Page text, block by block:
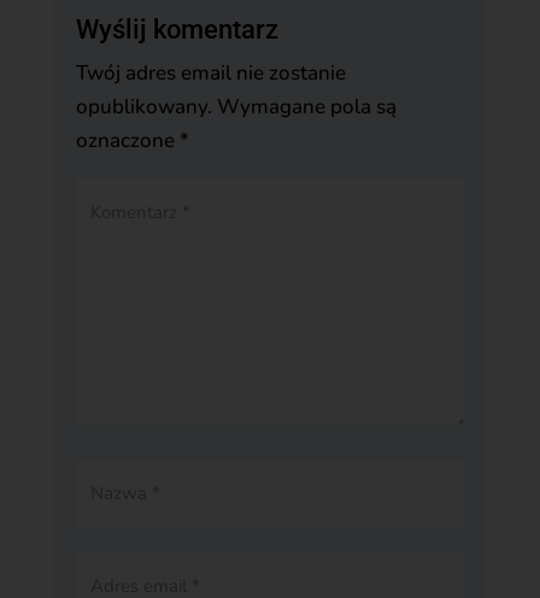
Wyślij komentarz
Twój adres email nie zostanie
opublikowany. Wymagane pola są
oznaczone *